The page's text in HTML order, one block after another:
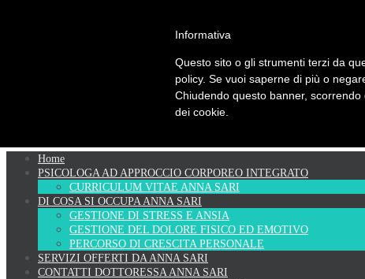
PSICOPRATICA
Psicologia del Benessere - di Anna Sari
Skip
Home
PSICOLOGA AD APPROCCIO CORPOREO INTEGRATO
CURRICULUM VITAE ANNA SARI
DI COSA SI OCCUPA ANNA SARI
GESTIONE DI STRESS E ANSIA
GESTIONE DEL DOLORE FISICO ED EMOTIVO
PERCORSO DI CRESCITA PERSONALE
SERVIZI OFFERTI DA ANNA SARI
CONTATTI DOTTORESSA ANNA SARI
Informativa
Questo sito o gli strumenti terzi da
policy. Se vuoi saperne di più o
Chiudendo questo banner,
dei cookie.